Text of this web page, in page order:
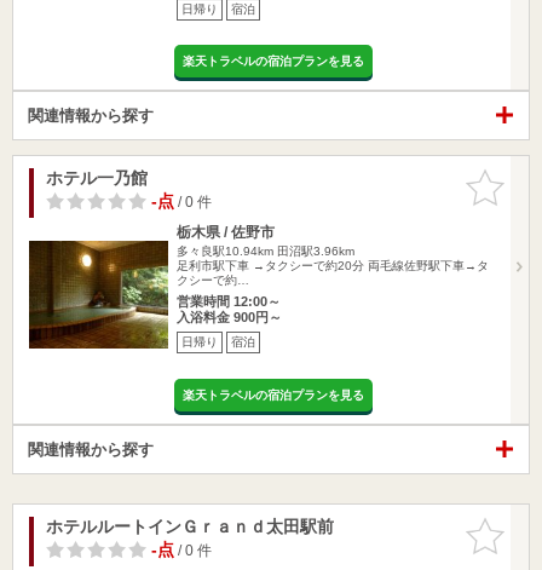
日帰り 宿泊
楽天トラベルの宿泊プランを見る
関連情報から探す
お気に入
りに追加
ホテル一乃館
-点/ 0 件
栃木県 / 佐野市
多々良駅10.94km 田沼駅3.96km
足利市駅下車 →タクシーで約20分 両毛線佐野駅下車→タ
クシーで約…
営業時間 12:00～
入浴料金 900円～
日帰り 宿泊
楽天トラベルの宿泊プランを見る
関連情報から探す
お気に入
りに追加
ホテルルートインＧｒａｎｄ太田駅前
-点/ 0 件